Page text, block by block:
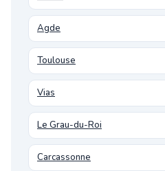
Agde
Toulouse
Vias
Le Grau-du-Roi
Carcassonne